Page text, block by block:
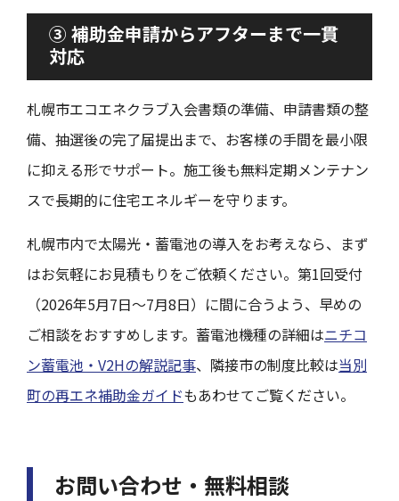
③ 補助金申請からアフターまで一貫
対応
札幌市エコエネクラブ入会書類の準備、申請書類の整
備、抽選後の完了届提出まで、お客様の手間を最小限
に抑える形でサポート。施工後も無料定期メンテナン
スで長期的に住宅エネルギーを守ります。
札幌市内で太陽光・蓄電池の導入をお考えなら、まず
はお気軽にお見積もりをご依頼ください。第1回受付
（2026年5月7日〜7月8日）に間に合うよう、早めの
ご相談をおすすめします。蓄電池機種の詳細はニチコ
ン蓄電池・V2Hの解説記事、隣接市の制度比較は当別
町の再エネ補助金ガイドもあわせてご覧ください。
お問い合わせ・無料相談